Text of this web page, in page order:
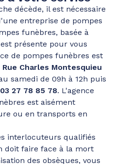
décède, il est nécessaire
entreprise de pompes
funèbres, basée à
présente pour vous
de pompes funèbres est
Rue Charles Montesquieu
samedi de 09h à 12h puis
03 27 78 85 78. L'agence
est aisément
ou en transports en
interlocuteurs qualifiés
doit faire face à la mort
des obsèques, vous